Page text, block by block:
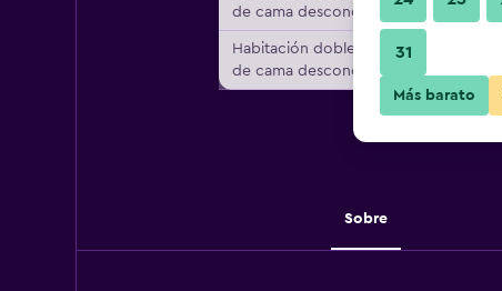
de cama desconocido
Habitación doble, tipo
de cama desconocido
Sobre
31
Más barato